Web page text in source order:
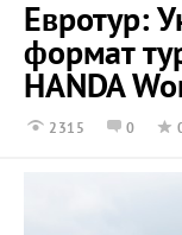
ГОЛЬФ-
ИНТЕРАКТИВ
НЕДВИЖИМОСТЬ
Евротур:
формат
HANDA
2315 0